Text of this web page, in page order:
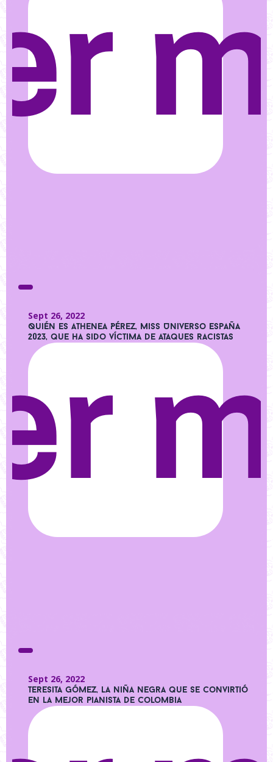
Sept 26, 2022
Quién es Athenea Pérez, Miss Universo España
2023, que ha sido víctima de ataques racistas
Sept 26, 2022
Teresita Gómez, la niña negra que se convirtió
en la mejor pianista de Colombia